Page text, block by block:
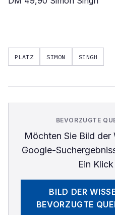
PLATZ SIMON SINGH
BEVORZUGTE
Möchten Sie Bild der
Google-
Ein
BILD DER
BEVORZUGTE